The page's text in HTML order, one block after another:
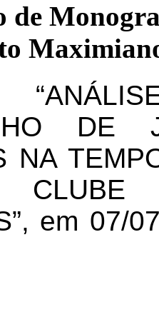
de
DE
NA
em 07/